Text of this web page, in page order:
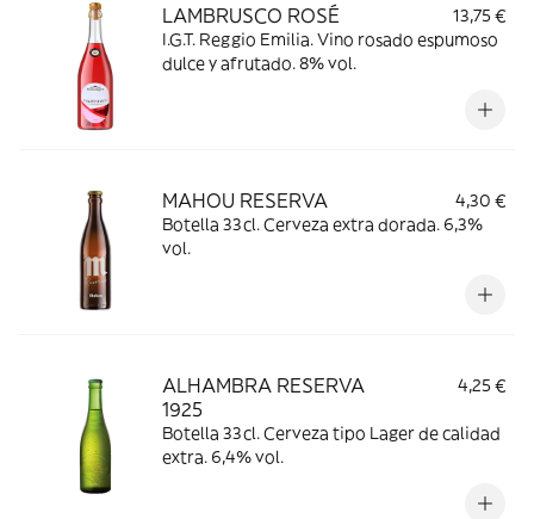
LAMBRUSCO ROSÉ
13,75 €
I.G.T. Reggio Emilia. Vino rosado espumoso
dulce y afrutado. 8% vol.
MAHOU RESERVA
4,30 €
Botella 33cl. Cerveza extra dorada. 6,3%
vol.
ALHAMBRA RESERVA
1925
4,25 €
Botella 33cl. Cerveza tipo Lager de calidad
extra. 6,4% vol.